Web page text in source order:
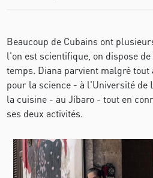
Beaucoup de Cubains ont
l'on est scientifique, on dispose
temps. Diana parvient malgré tout
pour la science - à l'Université de
la cuisine - au Jíbaro - tout en
ses deux activités.